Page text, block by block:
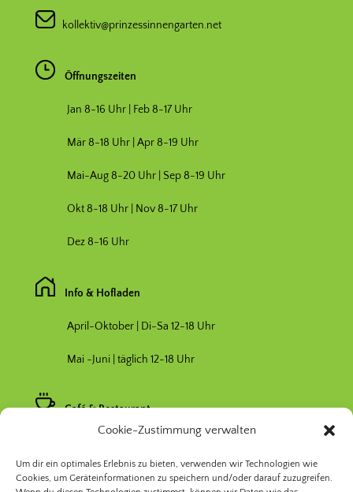
Cookie-Zustimmung verwalten
Um dir ein optimales Erlebnis zu bieten, verwenden wir Technologien wie
Cookies, um Geräteinformationen zu speichern und/oder darauf zuzugreifen.
kollektiv@prinzessinnengarten.net
Öffnungszeiten
Jan 8-16 Uhr | Feb 8-17 Uhr
Mär 8-18 Uhr | Apr 8-19 Uhr
Mai-Aug 8-20 Uhr | Sep 8-19 Uhr
Okt 8-18 Uhr | Nov 8-17 Uhr
Dez 8-16 Uhr
Info & Hofladen
April-Oktober | Di-Sa 12-18 Uhr
Mai -Juni | täglich 12-18 Uhr
Café & Restaurant
Hauptsaison Mai-September 11-19 Uhr